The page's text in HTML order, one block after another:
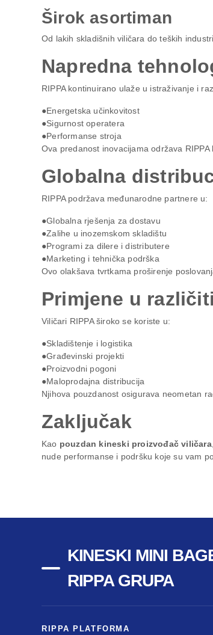
Širok asortiman
Od lakih skladišnih viličara do teških
Napredna
RIPPA kontinuirano ulaže u istraživanje i
●Energetska učinkovitost
●Sigurnost operatera
●Performanse stroja
Ova predanost inovacijama održava
Globalna
RIPPA podržava međunarodne partnere u:
●Globalna rješenja za dostavu
●Zalihe u inozemskom skladištu
●Programi za dilere i distributere
●Marketing i tehnička podrška
Ovo olakšava tvrtkama proširenje
Primjene u
Viličari RIPPA široko se koriste u:
●Skladištenje i logistika
●Građevinski projekti
●Proizvodni pogoni
●Maloprodajna distribucija
Njihova pouzdanost osigurava neometan
Zaključak
Kao pouzdan kineski proizvođač viličara
nude performanse i podršku koje su vam
KINESKI MINI
RIPPA GRUPA
RIPPA PLATFORMA